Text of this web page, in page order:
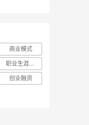
商业模式
职业生涯规划
创业融资